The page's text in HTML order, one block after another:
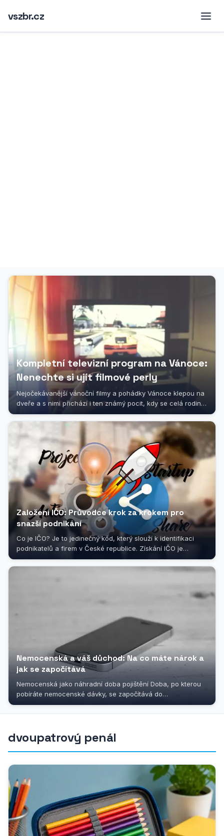
vszbr.cz
Kompletní televizní program na Vánoce:
Nenechte si ujít filmové perly
Nejočekávanější vánoční filmy a pohádky Vánoce klepou na
dveře a s nimi přichází i ten známý pocit, kdy se celá rodina
sesedne kolem...
Založení IČO: Průvodce krok za krokem pro
snazší podnikání
Co je IČO? Je to jedinečný kód, který slouží k identifikaci
podnikatelů a firem v České republice. Získání IČO je
nezbytným krokem pro...
Nemocenská a váš důchod: Na co máte nárok a
jak se započítává
Nemocenská jako náhradní doba pojištění Doba, po kterou
pobíráte nemocenské dávky, se započítává do
důchodového pojištění jako...
dvoupatrový penál